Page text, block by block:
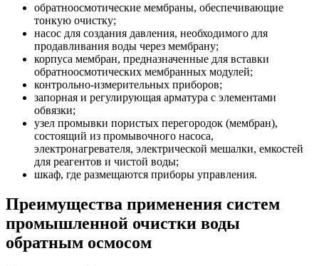
обратноосмотические мембраны, обеспечивающие
тонкую очистку;
насос для создания давления, необходимого для
продавливания воды через мембрану;
корпуса мембран, предназначенные для вставки
обратноосмотических мембранных модулей;
контрольно-измерительных приборов;
запорная и регулирующая арматура с элементами
обвязки;
узел промывки пористых перегородок (мембран),
состоящий из промывочного насоса,
электронагревателя, электрической мешалки, емкостей
для реагентов и чистой воды;
шкаф, где размещаются приборы управления.
Преимущества применения систем
промышленной очистки воды
обратным осмосом